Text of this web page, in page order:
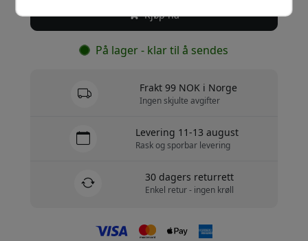
Kjøp nå
På lager - klar til å sendes
Frakt 99 NOK i Norge
Ingen skjulte avgifter
Levering 11-13 august
Rask og sporbar levering
30 dagers returrett
Enkel retur - ingen krøll